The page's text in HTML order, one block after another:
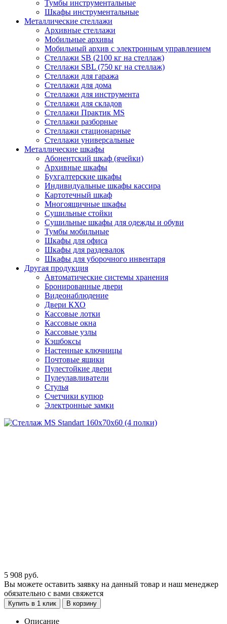
Тумбы инструментальные
Шкафы инструментальные
Металлические стеллажи
Архивные стеллажи
Мобильные архивы
Мобильный архив с электронным управлением
Стеллажи SB (2100 кг на стеллаж)
Стеллажи SBL (750 кг на стеллаж)
Стеллажи для гаража
Стеллажи для дома
Стеллажи для инструмента
Стеллажи для складов
Стеллажи Практик MS
Стеллажи разборные
Стеллажи стационарные
Стеллажи универсальные
Металлические шкафы
Абонентский шкаф (ячейки)
Архивные шкафы
Бухгалтерские шкафы
Индивидуальные шкафы кассира
Картотечный шкаф
Многоящичные шкафы
Сушильные стойки
Сушильные шкафы для одежды и обуви
Тумбы мобильные
Шкафы для офиса
Шкафы для раздевалок
Шкафы для уборочного инвентаря
Другая продукция
Автоматические системы хранения
Бронированные двери
Видеонаблюдение
Двери КХО
Кассовые лотки
Кассовые окна
Кассовые узлы
Кэшбоксы
Настенные ключницы
Почтовые ящики
Пулестойкие двери
Пулеулавливатели
Стулья
Счетчики купюр
Электронные замки
5 908 руб.
Вы можете оставить заявку на данный товар и наш менеджер
обязательно с вами свяжется
Купить в 1 клик В корзину
Описание